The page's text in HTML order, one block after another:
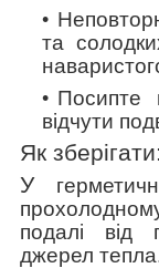
та
відчути
Як зберігати:
У
подалі від
джерел